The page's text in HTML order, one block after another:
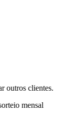
outros clientes.
mensal